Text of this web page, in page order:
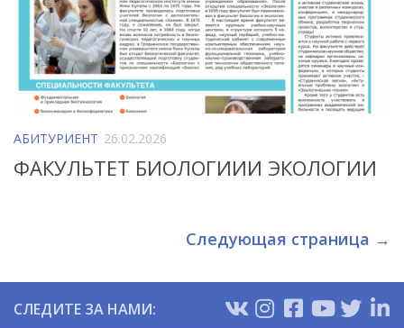
АБИТУРИЕНТ 26.02.2026
ФАКУЛЬТЕТ БИОЛОГИИИ ЭКОЛОГИИ
Следующая страница →
СЛЕДИТЕ ЗА НАМИ: